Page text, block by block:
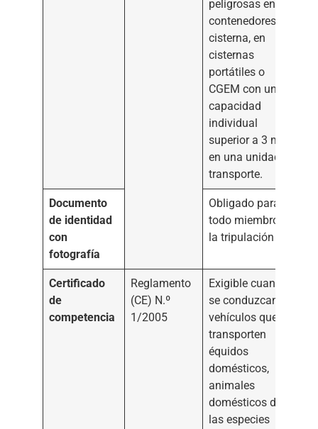
peligrosas en
contenedores
cisterna, en
cisternas
portátiles o
CGEM con una
capacidad
individual
superior a 3 m
en una unidad de
transporte.
Documento
de identidad
con
fotografía
Obligado para
todo miembro de
la tripulación
Certificado
de
competencia
Reglamento
(CE) N.º
1/2005
Exigible cuando
se conduzcan
vehículos que
transporten
équidos
domésticos,
animales
domésticos de
las especies